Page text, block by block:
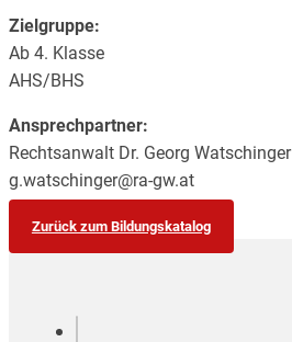
Zielgruppe:
Ab 4. Klasse
AHS/BHS
Ansprechpartner:
Rechtsanwalt Dr. Georg Watschinger
g.watschinger@ra-gw.at
Zurück zum Bildungskatalog